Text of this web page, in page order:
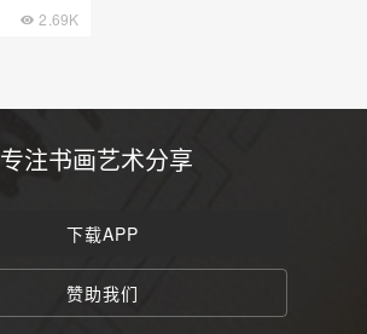
2.69K
专注书画艺术分享
下载APP
赞助我们